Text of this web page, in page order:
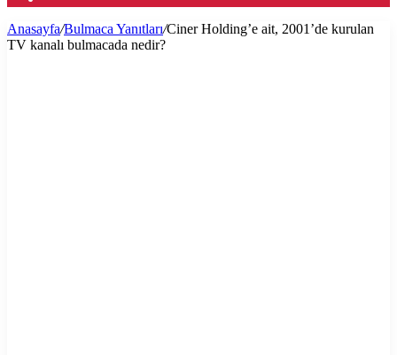
...
Anasayfa/Bulmaca Yanıtları/Ciner Holding’e ait, 2001’de kurulan
TV kanalı bulmacada nedir?